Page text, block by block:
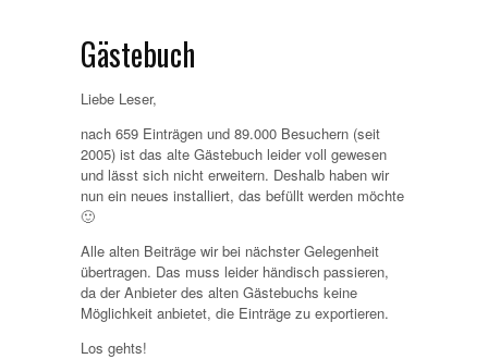
Gästebuch
Liebe Leser,
nach 659 Einträgen und 89.000 Besuchern (seit
2005) ist das alte Gästebuch leider voll gewesen
und lässt sich nicht erweitern. Deshalb haben wir
nun ein neues installiert, das befüllt werden möchte
🙂
Alle alten Beiträge wir bei nächster Gelegenheit
übertragen. Das muss leider händisch passieren,
da der Anbieter des alten Gästebuchs keine
Möglichkeit anbietet, die Einträge zu exportieren.
Los gehts!